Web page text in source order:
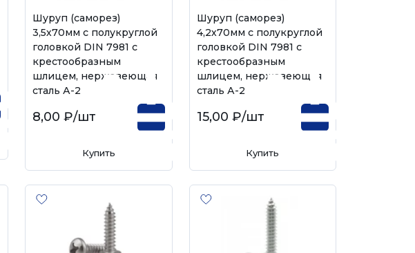
Шуруп (саморез)
3,5х70мм с полукруглой
головкой DIN 7981 с
крестообразным
шлицем, нержавеющая
сталь А-2
8,00 ₽/шт
Купить
Шуруп (саморез)
4,2х70мм с полукруглой
головкой DIN 7981 с
крестообразным
шлицем, нержавеющая
сталь А-2
15,00 ₽/шт
Купить